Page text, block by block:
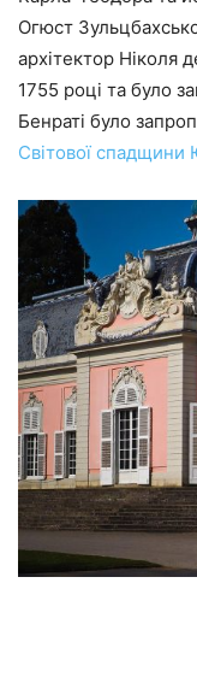
Огюст
архітектор Ніколя
1755 році та було
Бенраті було
Світової